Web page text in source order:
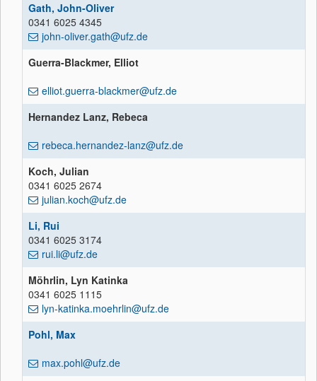
Gath, John-Oliver
0341 6025 4345
john-oliver.gath@ufz.de
Guerra-Blackmer, Elliot
elliot.guerra-blackmer@ufz.de
Hernandez Lanz, Rebeca
rebeca.hernandez-lanz@ufz.de
Koch, Julian
0341 6025 2674
julian.koch@ufz.de
Li, Rui
0341 6025 3174
rui.li@ufz.de
Möhrlin, Lyn Katinka
0341 6025 1115
lyn-katinka.moehrlin@ufz.de
Pohl, Max
max.pohl@ufz.de